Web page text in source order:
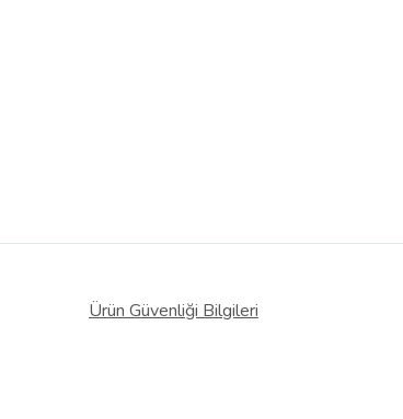
Ürün Güvenliği Bilgileri